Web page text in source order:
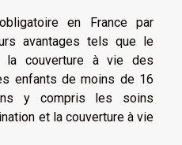
en France par
avantages tels que le
la couverture à vie des
enfants de moins de 16
y compris les soins
et la couverture à vie